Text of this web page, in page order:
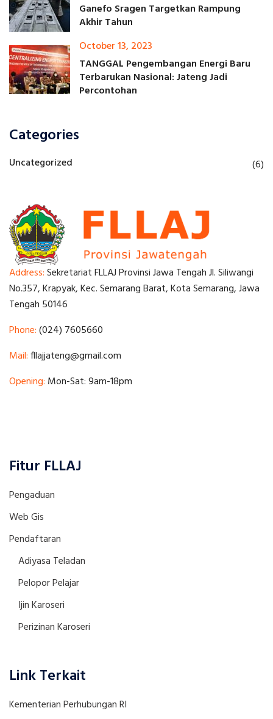
Ganefo Sragen Targetkan Rampung
Akhir Tahun
October 13, 2023
TANGGAL Pengembangan Energi Baru
Terbarukan Nasional: Jateng Jadi
Percontohan
Categories
Uncategorized (6)
Address:Sekretariat FLLAJ Provinsi Jawa Tengah Jl. Siliwangi
No.357, Krapyak, Kec. Semarang Barat, Kota Semarang, Jawa
Tengah 50146
Phone:(024) 7605660
Mail:fllajjateng@gmail.com
Opening: Mon-Sat: 9am-18pm
Fitur FLLAJ
Pengaduan
Web Gis
Pendaftaran
Adiyasa Teladan
Pelopor Pelajar
Ijin Karoseri
Perizinan Karoseri
Link Terkait
Kementerian Perhubungan RI